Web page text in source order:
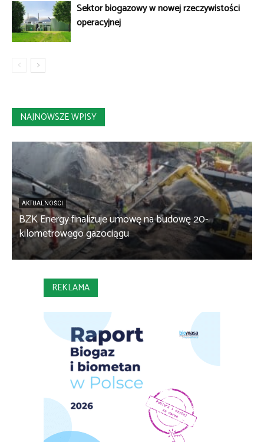
Sektor biogazowy w nowej rzeczywistości
operacyjnej
NAJNOWSZE WPISY
AKTUALNOŚCI
BZK Energy finalizuje umowę na budowę 20-
kilometrowego gazociągu
REKLAMA